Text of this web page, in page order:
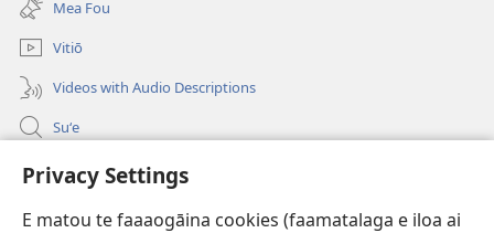
Privacy Settings
E matou te faaaogāina cookies (faamatalaga e iloa ai
isi
polokalame)
Mea Fou
Vitiō
Videos with Audio Descriptions
Suʻe
Faamatalaga mo Ofisa o le Malo